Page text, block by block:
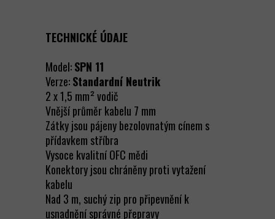
TECHNICKÉ ÚDAJE
Model:SPN 11
Verze:StandardníNeutrik
2 x 1,5 mm² vodič
Vnější průměr kabelu 7 mm
Zátky jsou pájeny bezolovnatým cínem s
přídavkem stříbra
Vysoce kvalitní OFC mědi
Konektory jsou chráněny proti vytažení
kabelu
Nad 3 m, suchý zip pro připevnění k
usnadnění správné přepravy